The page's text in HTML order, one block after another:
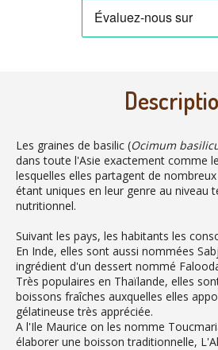
Les graines de basilic (Ocimum
dans toute l'Asie exactement comme
lesquelles elles partagent de
étant uniques en leur genre au niveau
nutritionnel.
Suivant les pays, les habitants les
En Inde, elles sont aussi nommées
ingrédient d'un dessert nommé
Très populaires en Thaïlande, elles
boissons fraîches auxquelles elles
gélatineuse très appréciée.
A l'Ile Maurice on les nomme
élaborer une boisson traditionnelle,